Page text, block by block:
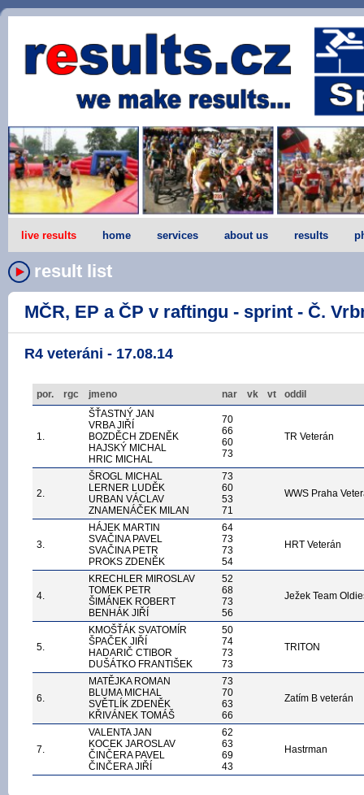
live results home services about us results
result list
MČR, EP a ČP v raftingu - sprint - Č.
R4 veteráni - 17.08.14
por. rgc jmeno nar vk vt oddil
1.
ŠŤASTNÝ JAN
VRBA JIŘÍ
BOZDĚCH ZDENĚK
HAJSKÝ MICHAL
HRIC MICHAL
70
66
60
73
TR Veterán
2.
ŠROGL MICHAL
LERNER LUDĚK
URBAN VÁCLAV
ZNAMENÁČEK MILAN
73
60
53
71
WWS Praha
3.
HÁJEK MARTIN
SVAČINA PAVEL
SVAČINA PETR
PROKS ZDENĚK
64
73
73
54
HRT Veterán
4.
KRECHLER MIROSLAV
TOMEK PETR
ŠIMÁNEK ROBERT
BENHÁK JIŘÍ
52
68
73
56
Ježek Team
5.
KMOŠŤÁK SVATOMÍR
ŠPAČEK JIŘÍ
HADARIČ CTIBOR
DUŠÁTKO FRANTIŠEK
50
74
73
73
TRITON
6.
MATĚJKA ROMAN
BLUMA MICHAL
SVĚTLÍK ZDENĚK
KŘIVÁNEK TOMÁŠ
73
70
63
66
Zatím B veterán
7.
VALENTA JAN
KOCEK JAROSLAV
ČINČERA PAVEL
ČINČERA JIŘÍ
62
63
69
43
Hastrman